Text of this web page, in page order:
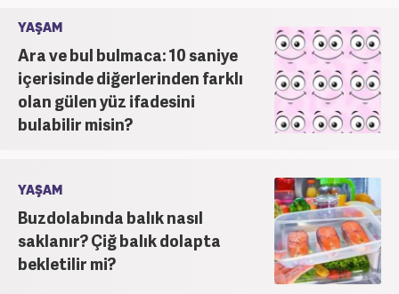
YAŞAM
Ara ve bul bulmaca: 10 saniye
içerisinde diğerlerinden farklı
olan gülen yüz ifadesini
bulabilir misin?
YAŞAM
Buzdolabında balık nasıl
saklanır? Çiğ balık dolapta
bekletilir mi?